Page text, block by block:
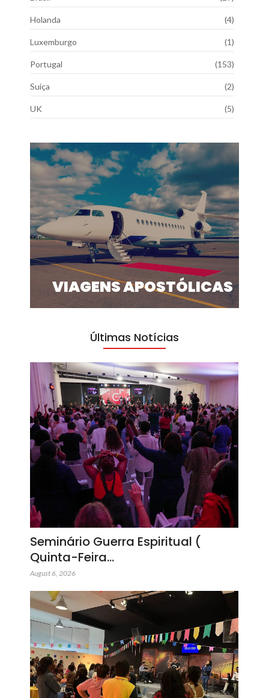
Holanda (4)
Luxemburgo (1)
Portugal (153)
Suiça (2)
UK (5)
VIAGENS APOSTÓLICAS
Últimas Notícias
Seminário Guerra Espiritual (
Quinta-Feira…
August 6, 2026